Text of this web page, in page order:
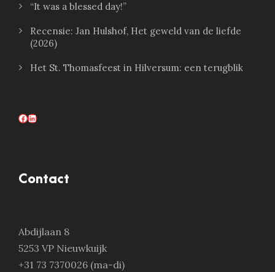
“It was a blessed day!”
Recensie: Jan Hulshof, Het geweld van de liefde
(2026)
Het St. Thomasfeest in Hilversum: een terugblik
Facebook LinkedIn
Contact
Abdijlaan 8
5253 VP Nieuwkuijk
+31 73 7370026 (ma-di)